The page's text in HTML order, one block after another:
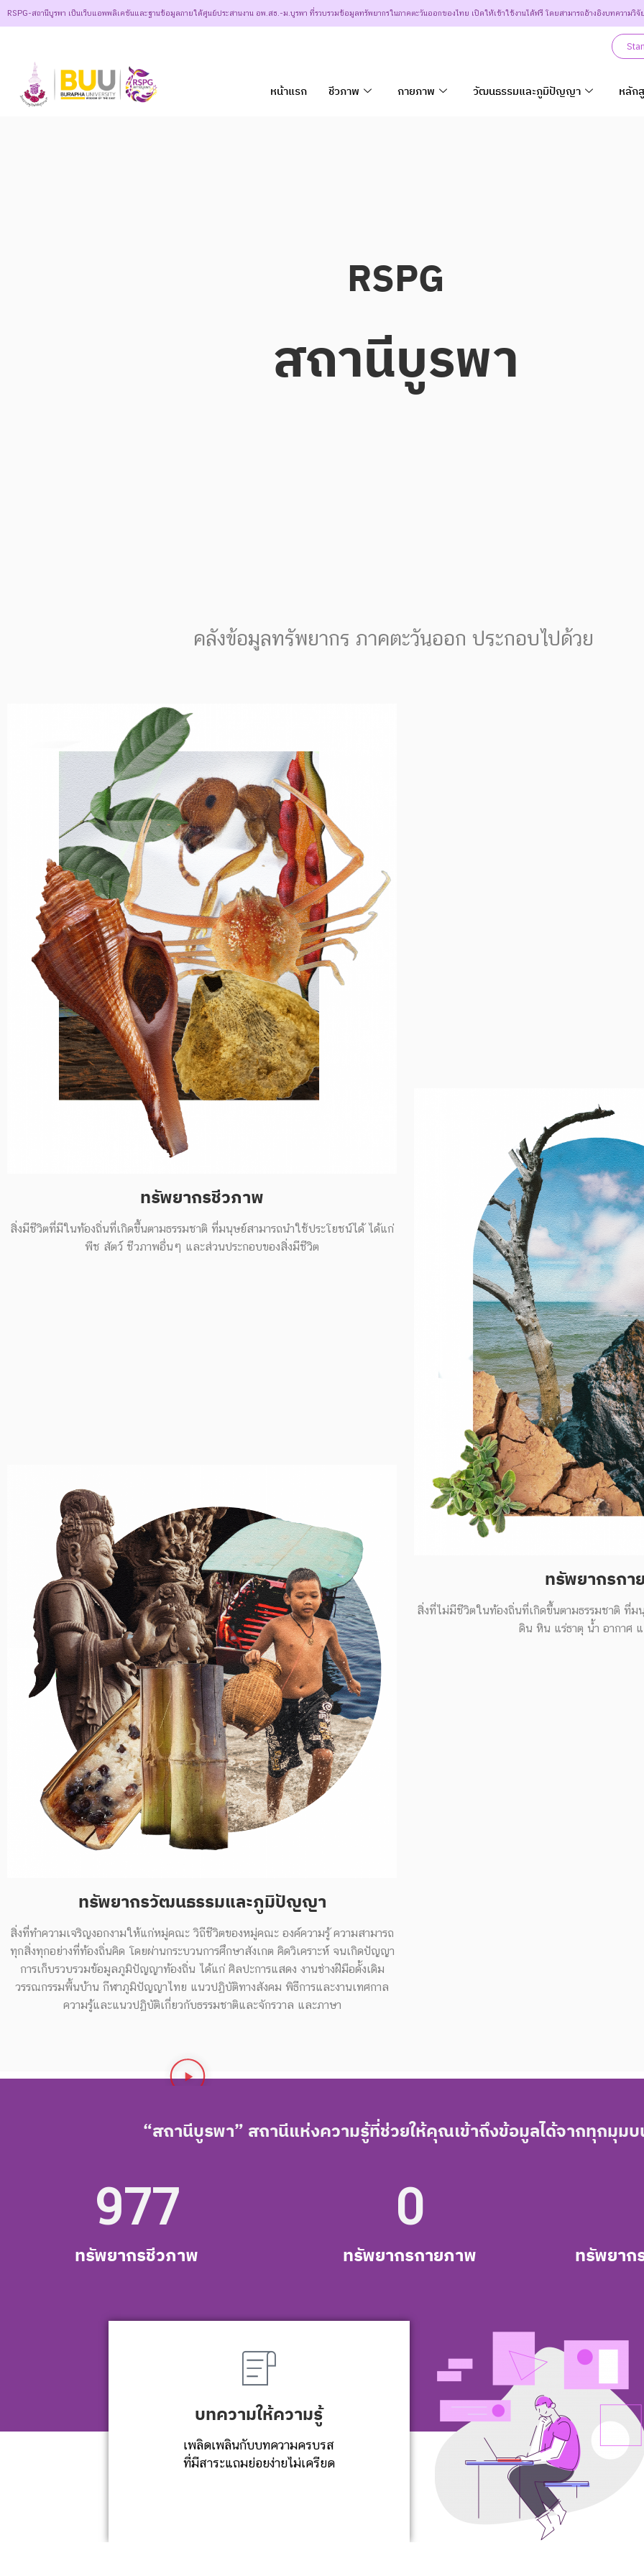
RSPG-สถานีบูรพา เป็นเว็บแอพพลิเคชันและฐานข้อมูลภายใต้ศูนย์ประสานงาน อพ.สธ.-ม.บูรพา ที่รวบรวมข้อมูลทรัพยากรในภาคตะวันออกของไทย เปิดให้เข้าใช้งานได้ฟรี โดยสามารถอ้างอิงบทความวิ
หน้าแรก ชีวภาพ กายภาพ วัฒนธรรมและภูมิปัญญา หลัก
RSPG
สถานีบูรพา
คลังข้อมูลทรัพยากร ภาคตะวันออก ประกอบไปด้วย
ทรัพยากรชีวภาพ
สิ่งมีชีวิตที่มีในท้องถิ่นที่เกิดขึ้นตามธรรมชาติ ที่มนุษย์สามารถนำใช้ประโยชน์ได้ ได้แก่
พืช สัตว์ ชีวภาพอื่นๆ และส่วนประกอบของสิ่งมีชีวิต
ทรัพยากรกา
สิ่งที่ไม่มีชีวิตในท้องถิ่นที่เกิดขึ้นตามธรรมชาติ ที่ม
ดิน หิน แร่ธาตุ น้ำ อากาศ
ทรัพยากรวัฒนธรรมและภูมิปัญญา
สิ่งที่ทำความเจริญงอกงามให้แก่หมู่คณะ วิถีชีวิตของหมู่คณะ องค์ความรู้ ความสามารถ
ทุกสิ่งทุกอย่างที่ท้องถิ่นคิด โดยผ่านกระบวนการศึกษาสังเกต คิดวิเคราะห์ จนเกิดปัญญา
การเก็บรวบรวมข้อมูลภูมิปัญญาท้องถิ่น ได้แก่ ศิลปะการแสดง งานช่างฝีมือดั้งเดิม
วรรณกรรมพื้นบ้าน กีฬาภูมิปัญญาไทย แนวปฏิบัติทางสังคม พิธีการและงานเทศกาล
ความรู้และแนวปฏิบัติเกี่ยวกับธรรมชาติและจักรวาล และภาษา
“สถานีบูรพา” สถานีแห่งความรู้ที่ช่วยให้คุณเข้าถึงข้อมูลได้จากทุกมุมบ
977
ทรัพยากรชีวภาพ​
0
ทรัพยากรกายภาพ​ ทรัพยาก
บทความให้ความรู้
เพลิดเพลินกับบทความครบรส
ที่มีสาระแถมย่อยง่ายไม่เครียด